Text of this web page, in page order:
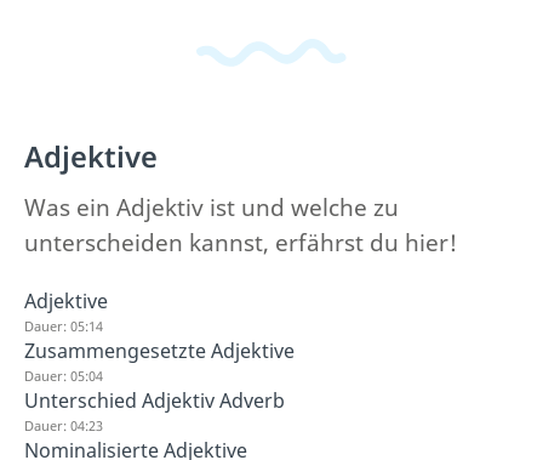
Adjektive
Was ein Adjektiv ist und welche zu
unterscheiden kannst, erfährst du hier!
Adjektive
Dauer: 05:14
Zusammengesetzte Adjektive
Dauer: 05:04
Unterschied Adjektiv Adverb
Dauer: 04:23
Nominalisierte Adjektive